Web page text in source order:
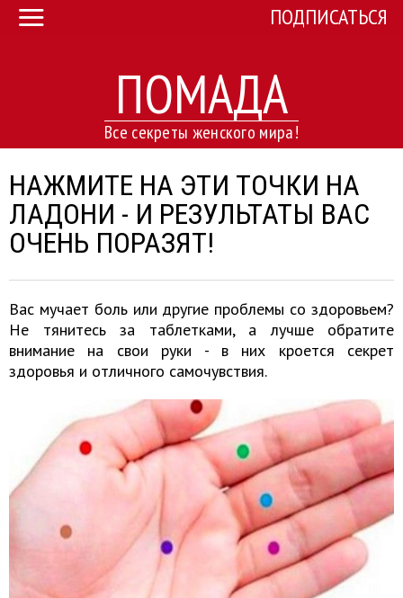
ПОМАДА
Все секреты женского мира!
ПОДПИСАТЬСЯ
НАЖМИТЕ НА ЭТИ ТОЧКИ НА
ЛАДОНИ - И РЕЗУЛЬТАТЫ ВАС
ОЧЕНЬ ПОРАЗЯТ!
Вас мучает боль или другие проблемы со здоровьем?
Не тянитесь за таблетками, а лучше обратите
внимание на свои руки - в них кроется секрет
здоровья и отличного самочувствия.